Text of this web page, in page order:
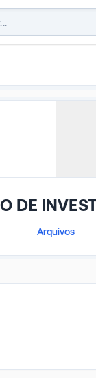
Arquivos